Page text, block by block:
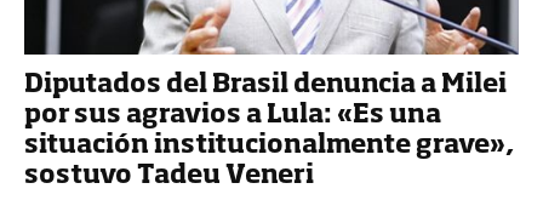
Diputados del Brasil denuncia a Milei
por sus agravios a Lula: «Es una
situación institucionalmente grave»,
sostuvo Tadeu Veneri